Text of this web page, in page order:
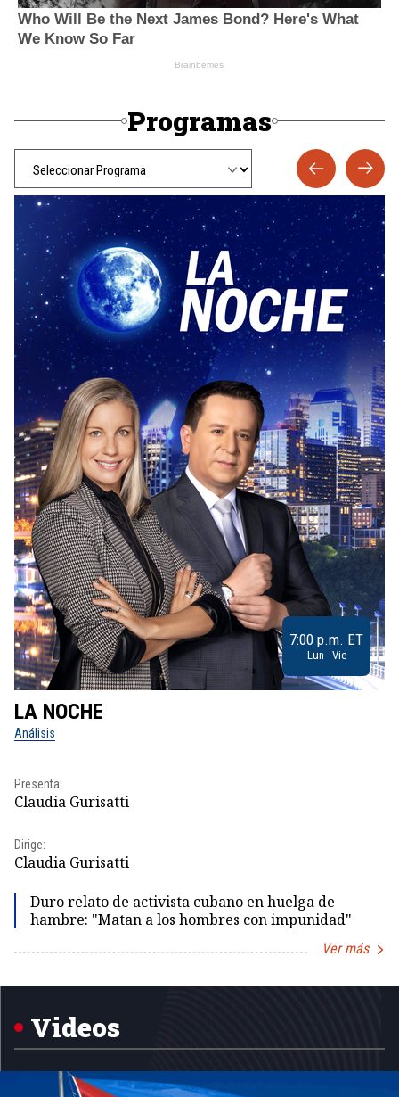
Programas
7:00 p.m. ET
Lun - Vie
LA NOCHE
Análisis
Presenta:
Claudia Gurisatti
Dirige:
Claudia Gurisatti
Duro relato de activista cubano en huelga de
hambre: "Matan a los hombres con impunidad"
Ver más
Videos